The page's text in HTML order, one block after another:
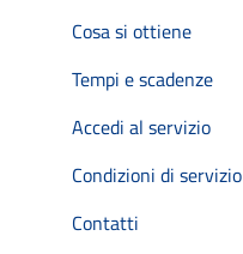
Cosa si ottiene
Tempi e scadenze
Accedi al servizio
Condizioni di servizio
Contatti